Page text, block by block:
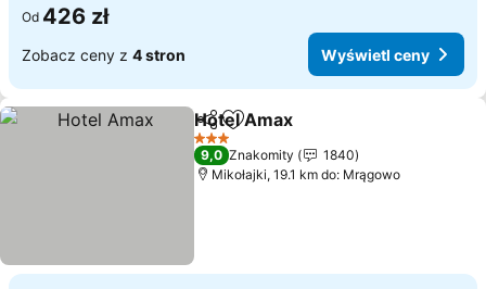
Od 426 zł
Zobacz ceny z 4 stron Wyświetl ceny
Udostępnij
Dodaj do ulubionych
Hotel Amax
3 Kategoria
9,0 Znakomity
1840
Mikołajki, 19.1 km do: Mrągowo